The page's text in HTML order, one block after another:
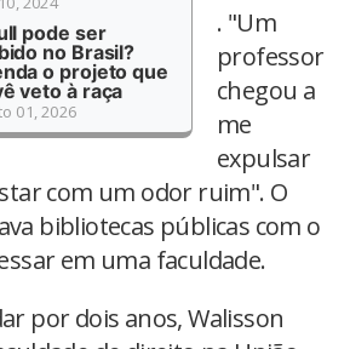
pode ser
no Brasil?
o projeto que
veto à raça
01, 2026
. "Um
professor
chegou a
me
expulsar
com um odor ruim". O
bibliotecas públicas com o
em uma faculdade.
por dois anos, Walisson